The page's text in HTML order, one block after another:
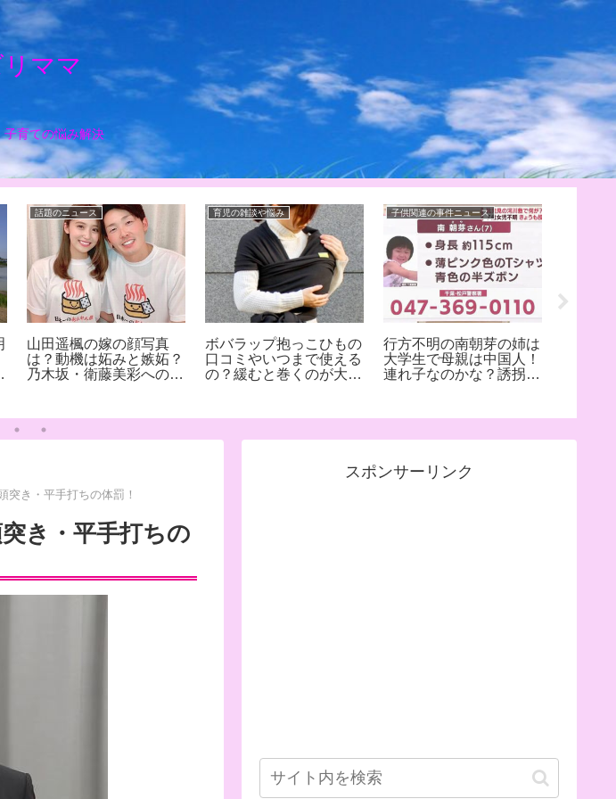
ママ
子育ての悩み解決
話題のニュース
山田遥楓の嫁の顔写真
は？動機は妬みと嫉妬？
乃木坂・衛藤美彩への誹
育児の雑談や悩み
ボバラップ抱っこひもの
口コミやいつまで使える
の？緩むと巻くのが大
子供関連の事件ニュース
行方不明の南朝芽の姉は
大学生で母親は中国人！
連れ子なのかな？誘拐の
突き・平手打ちの体罰！
き・平手打ちの
スポンサーリンク